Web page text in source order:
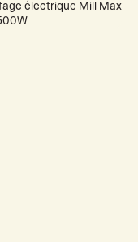
électrique Mill Max